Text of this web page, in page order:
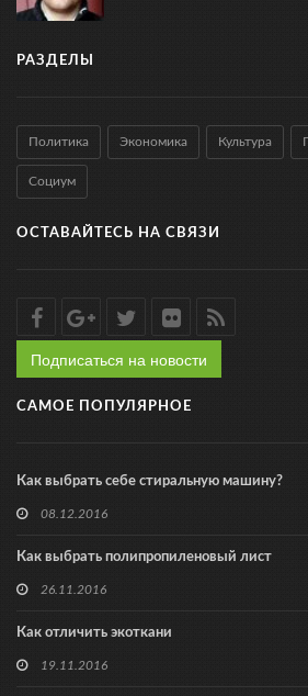
РАЗДЕЛЫ
Политика Экономика Культура
Социум
ОСТАВАЙТЕСЬ НА СВЯЗИ
Подписаться на новости
САМОЕ ПОПУЛЯРНОЕ
Как выбрать себе стиральную машину?
08.12.2016
Как выбрать полипропиленовый лист
26.11.2016
Как отличить экоткани
19.11.2016